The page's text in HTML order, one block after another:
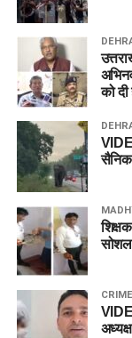
को
सैनिक
सोशल
CRIME